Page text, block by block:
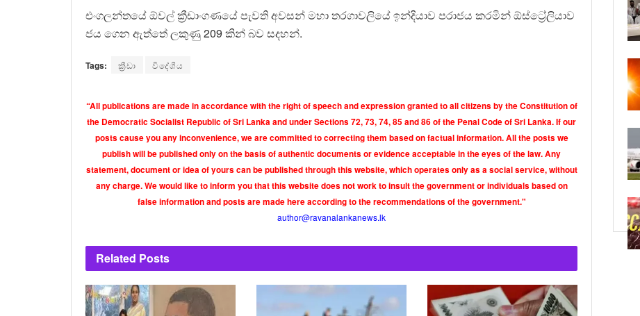
එංගලන්තයේ ඕවල් ක්‍රීඩාංගණයේ පැවති අවසන් මහා තරගාවලියේ ඉන්දියාව පරාජය කරමින් ඕස්ට්‍රේලියාව
ජය ගෙන ඇත්තේ ලකුණු 209 කින් බව සදහන්.
Tags: ක්‍රීඩා විදේශීය
“All publications are made in accordance with the right of speech and expression granted to all citizens by the Constitution of
the Democratic Socialist Republic of Sri Lanka and under Sections 72, 73, 74, 85 and 86 of the Penal Code of Sri Lanka. If our
posts cause you any inconvenience, we are committed to correcting them based on factual information. All the posts we
publish will be published only on the basis of authentic documents or evidence acceptable in the eyes of the law. Any
statement, document or idea of yours can be published through this website, which operates only as a social service, without
any charge. We would like to inform you that this website does not work to insult the government or individuals based on
false information and posts are made here according to the recommendations of the government."
author@ravanalankanews.lk
Related Posts